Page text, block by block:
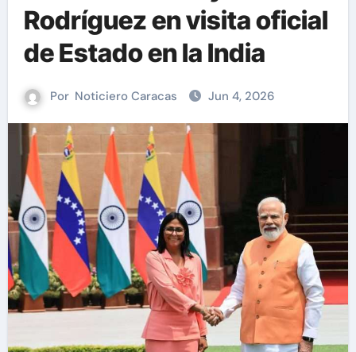
Rodríguez en visita oficial
de Estado en la India
Por Noticiero Caracas Jun 4, 2026